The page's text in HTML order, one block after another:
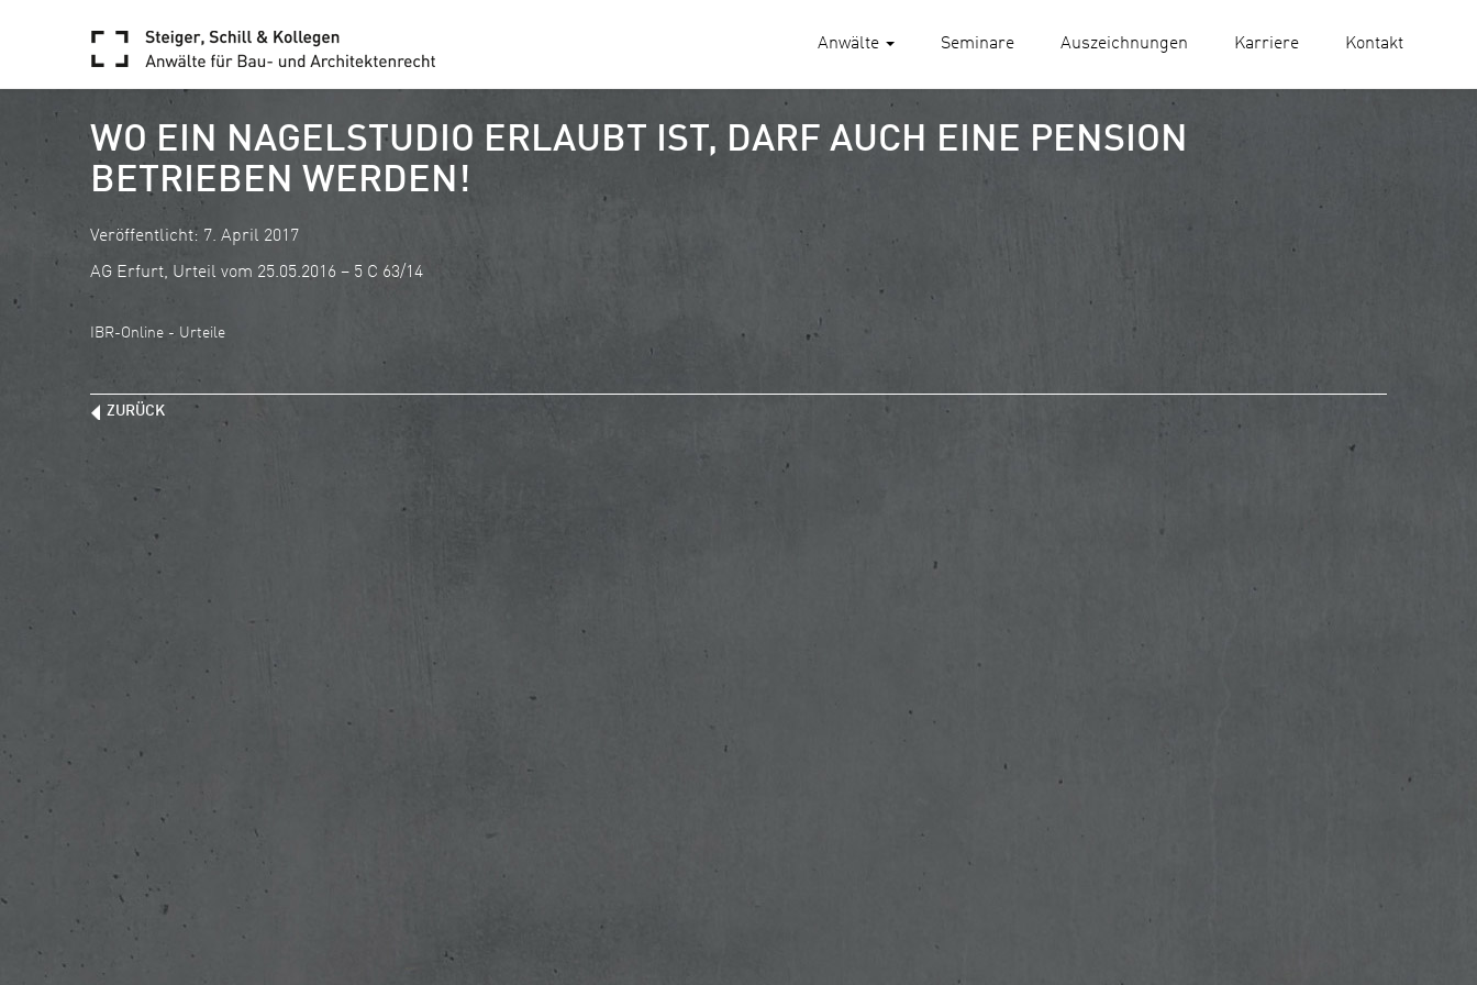
Anwälte Seminare Auszeichnungen Karriere Kontakt
WO EIN NAGELSTUDIO ERLAUBT IST, DARF AUCH EINE PENSION
BETRIEBEN WERDEN!
Veröffentlicht: 7. April 2017
AG Erfurt, Urteil vom 25.05.2016 – 5 C 63/14
IBR-Online - Urteile
ZURÜCK